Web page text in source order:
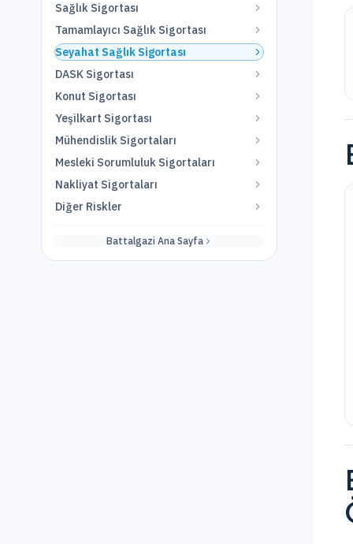
Sağlık Sigortası
Tamamlayıcı Sağlık Sigortası
Seyahat Sağlık Sigortası
DASK Sigortası
Konut Sigortası
Yeşilkart Sigortası
Mühendislik Sigortaları
Mesleki Sorumluluk Sigortaları
Nakliyat Sigortaları
Diğer Riskler
Battalgazi Ana Sayfa